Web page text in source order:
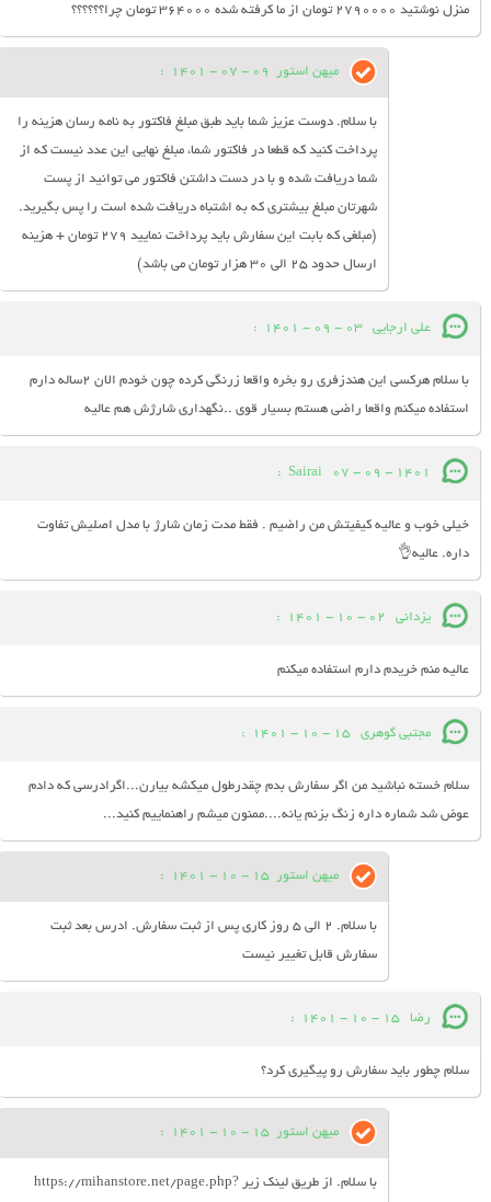
منزل نوشتید ۲۷۹۰۰۰۰ تومان از ما کرفته شده ۳۶۴۰۰۰ تومان چرا؟؟؟؟؟؟
میهن استور 09 - 07 - 1401
:
با سلام. دوست عزیز شما باید طبق مبلغ فاکتور به نامه رسان هزینه را
پرداخت کنید که قطعا در فاکتور شما، مبلغ نهایی این عدد نیست که از
شما دریافت شده و با در دست داشتن فاکتور می توانید از پست
شهرتان مبلغ بیشتری که به اشتباه دریافت شده است را پس بگیرید.
(مبلغی که بابت این سفارش باید پرداخت نمایید 279 تومان + هزینه
ارسال حدود 25 الی 30 هزار تومان می باشد)
علی ارجایی 03 - 09 - 1401
:
با سلام هرکسی این هندزفری رو بخره واقعا زرنگی کرده چون خودم الان ۲ساله دارم
استفاده میکنم واقعا راضی هستم بسیار قوی ..نگهداری شارژش هم عالیه
Sairai 07 - 09 - 1401
:
خیلی خوب و عالیه کیفیتش من راضیم . فقط مدت زمان شارژ با مدل اصلیش تفاوت
داره. عالیه👌
یزدانی 02 - 10 - 1401
:
عالیه منم خریدم دارم استفاده میکنم
مجتبی گوهری 15 - 10 - 1401
:
سلام خسته نباشید من اگر سفارش بدم چقدرطول میکشه بیارن...اگرادرسی که دادم
عوض شد شماره داره زنگ بزنم یانه....ممنون میشم راهنماییم کنید...
میهن استور 15 - 10 - 1401
:
با سلام. 2 الی 5 روز کاری پس از ثبت سفارش. ادرس بعد ثبت
سفارش قابل تغییر نیست
رضا 15 - 10 - 1401
:
سلام چطور باید سفارش رو پیگیری کرد؟
میهن استور 15 - 10 - 1401
:
با سلام. از طریق لینک زیر https://mihanstore.net/page.php?